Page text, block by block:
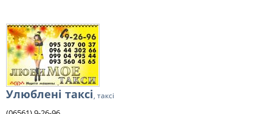
Улюблені таксі, таксі